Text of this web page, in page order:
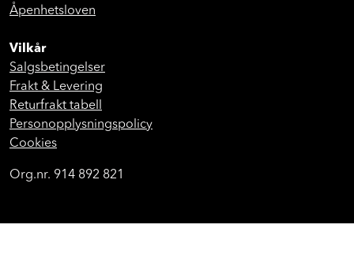
Åpenhetsloven
Vilkår
Salgsbetingelser
Frakt & Levering
Returfrakt tabell
Personopplysningspolicy
Cookies
Org.nr. 914 892 821